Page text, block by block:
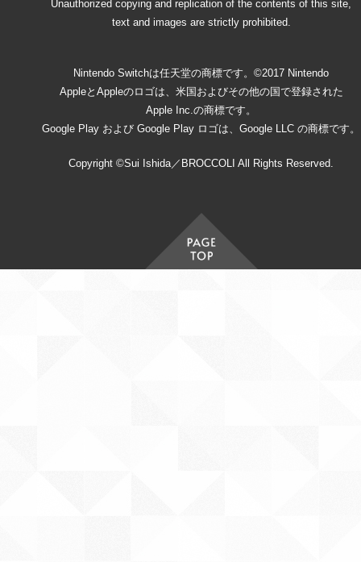
Unauthorized copying and replication of the contents of this site,
text and images are strictly prohibited.
Nintendo Switchは任天堂の商標です。©2017 Nintendo
AppleとAppleのロゴは、米国およびその他の国で登録された
Apple Inc.の商標です。
Google Play および Google Play ロゴは、Google LLC の商標です。
Copyright ©Sui Ishida／BROCCOLI All Rights Reserved.